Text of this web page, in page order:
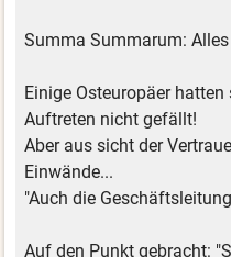
Summa Summarum:
Einige Osteuropäer
Auftreten nicht gefällt!
Aber aus sicht der
Einwände...
"Auch die
Auf den Punkt gebracht: